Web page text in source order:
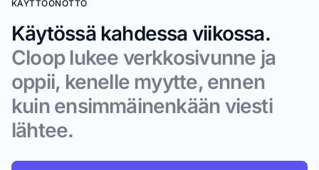
KÄYTTÖÖNOTTO
Käytössä kahdessa viikossa.
Cloop lukee verkkosivunne ja
oppii, kenelle myytte, ennen
kuin ensimmäinenkään viesti
lähtee.